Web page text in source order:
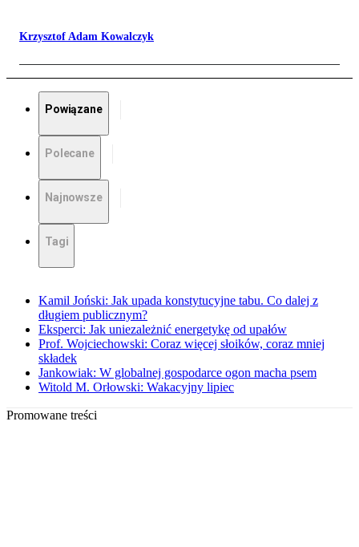
Krzysztof Adam Kowalczyk
Powiązane
Polecane
Najnowsze
Tagi
Kamil Joński: Jak upada konstytucyjne tabu. Co dalej z
długiem publicznym?
Eksperci: Jak uniezależnić energetykę od upałów
Prof. Wojciechowski: Coraz więcej słoików, coraz mniej
składek
Jankowiak: W globalnej gospodarce ogon macha psem
Witold M. Orłowski: Wakacyjny lipiec
Promowane treści